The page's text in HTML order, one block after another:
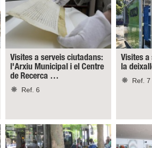
Visites a serveis ciutadans:
l'Arxiu Municipal i el Centre
de Recerca …
Ref. 6
Visites a
la
Ref. 7